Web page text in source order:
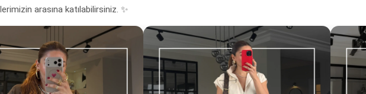
arasına katılabilirsiniz. ✨